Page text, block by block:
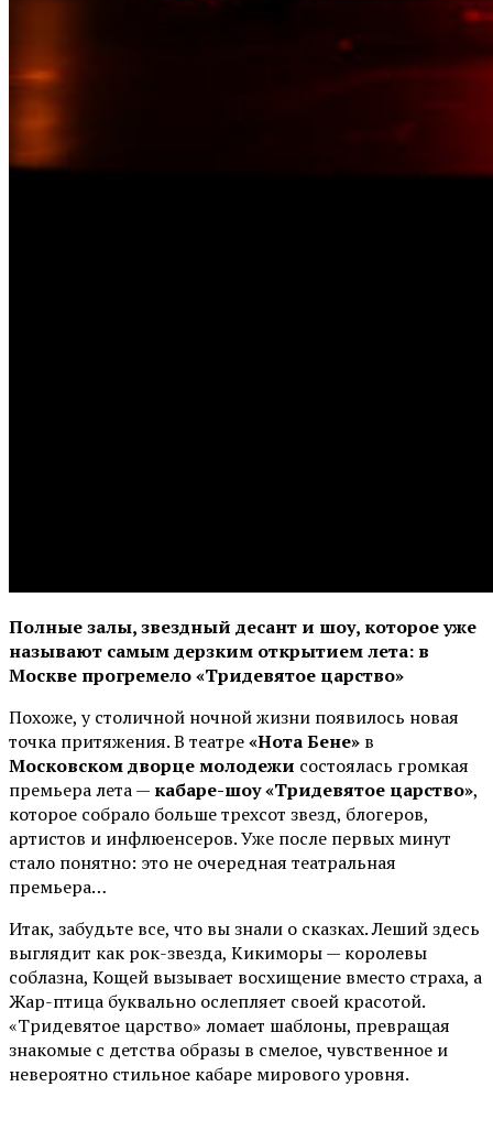
Полные залы, звездный десант и шоу, которое уже
называют самым дерзким открытием лета: в
Москве прогремело «Тридевятое царство»
Похоже, у столичной ночной жизни появилось новая
точка притяжения. В театре«Нота Бене» в
Московском дворце молодежи состоялась громкая
премьера лета — кабаре-шоу «Тридевятое царство»,
которое собрало больше трехсот звезд, блогеров,
артистов и инфлюенсеров. Уже после первых минут
стало понятно: это не очередная театральная
премьера…
Итак, забудьте все, что вы знали о сказках. Леший здесь
выглядит как рок-звезда, Кикиморы — королевы
соблазна, Кощей вызывает восхищение вместо страха, а
Жар-птица буквально ослепляет своей красотой.
«Тридевятое царство» ломает шаблоны, превращая
знакомые с детства образы в смелое, чувственное и
невероятно стильное кабаре мирового уровня.